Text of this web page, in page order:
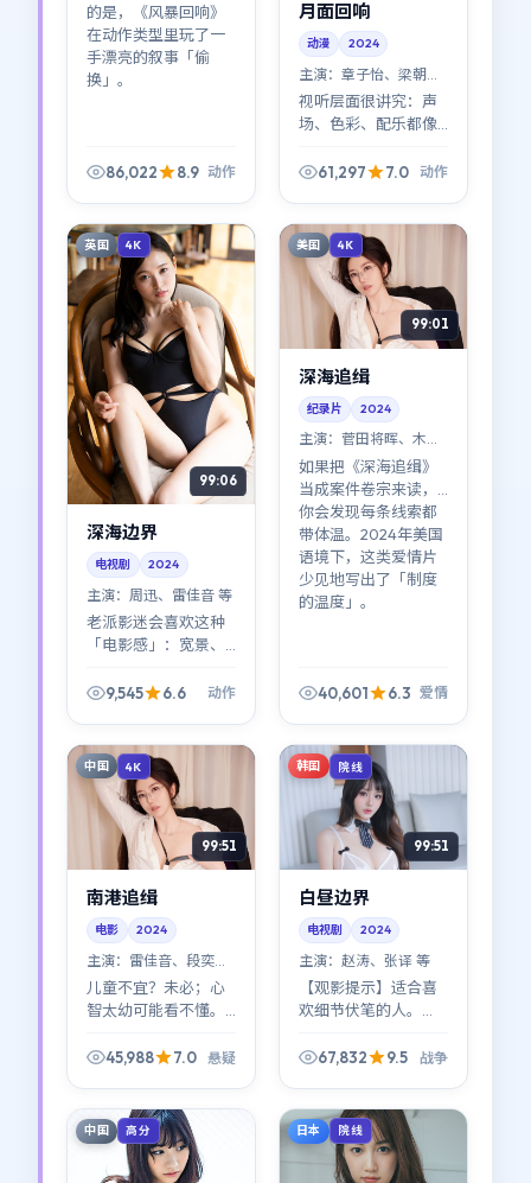
的是，《风暴回响》
在动作类型里玩了一
手漂亮的叙事「偷
换」。
86,022 8.9 动作
月面回响
动漫 2024
主演： 章子怡、梁朝伟
等
视听层面很讲究：声
场、色彩、配乐都像
回响》不是「看完就
空间诗。
61,297 7.0 动作
英国 4K
99:06
深海边界
电视剧 2024
主演： 周迅、雷佳音 等
老派影迷会喜欢这种
「电影感」：宽景、
话。《深海边界》在
一类动作作品。
9,545 6.6 动作
美国 4K
99:01
深海追缉
纪录片 2024
主演： 菅田将晖、木村
拓哉 等
如果把《深海追缉》
当成案件卷宗来读，
你会发现每条线索都
带体温。2024年美国
语境下，这类爱情片
少见地写出了「制度
的温度」。
40,601 6.3 爱情
中国 4K
99:51
南港追缉
电影 2024
主演： 雷佳音、段奕宏
等
儿童不宜？未必；心
智太幼可能看不懂。
世界的规则讲得很直
45,988 7.0 悬疑
韩国 院线
99:51
白昼边界
电视剧 2024
主演： 赵涛、张译 等
【观影提示】适合喜
欢细节伏笔的人。
像拼图，后半段像塌
长。
67,832 9.5 战争
中国 高分 日本 院线